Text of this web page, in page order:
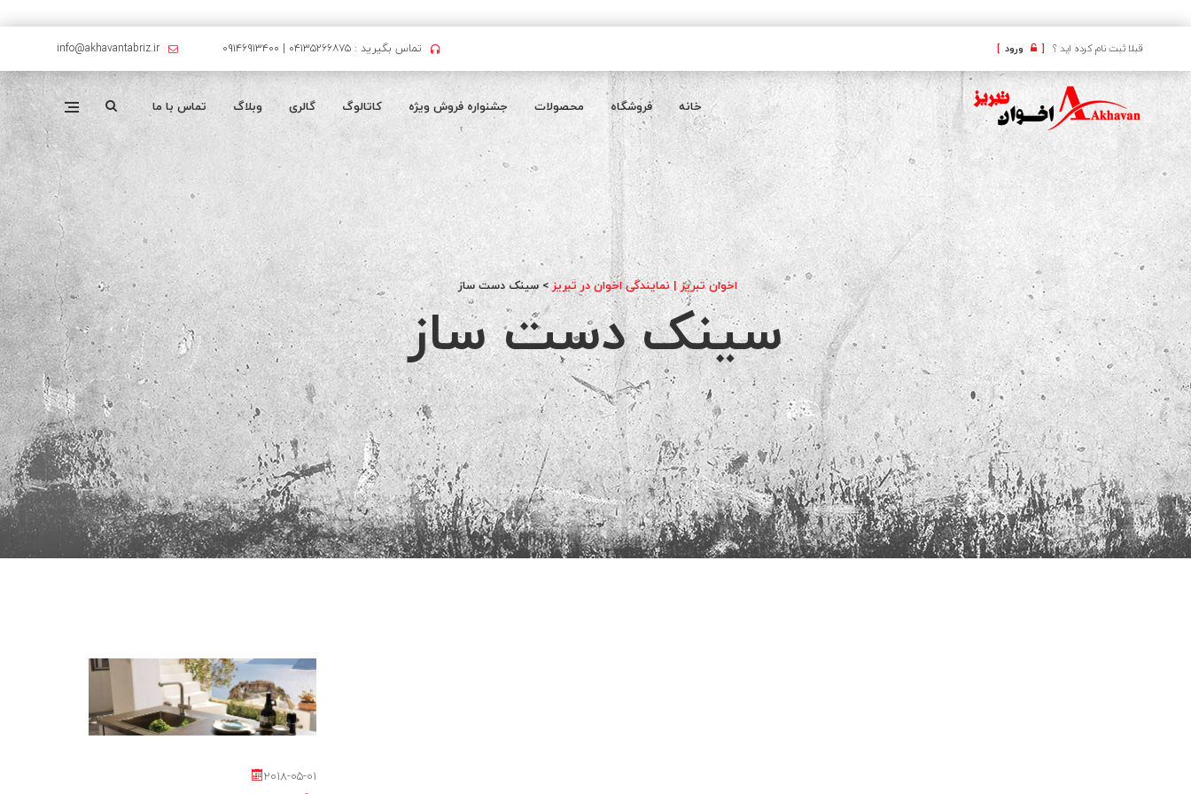
قبلا ثبت نام کرده اید ؟ [ ورود] تماس بگیرید : ۰۴۱۳۵۲۶۶۸۷۵ | ۰۹۱۴۶۹۱۳۴۰۰ info@akhavantabriz.ir
خانه فروشگاه محصولات جشنواره فروش ویژه کاتالوگ گالری وبلاگ تماس با ما
اخوان تبریز | نمایندگی اخوان در تبریز> سینک دست ساز
سینک دست ساز
2018-05-01